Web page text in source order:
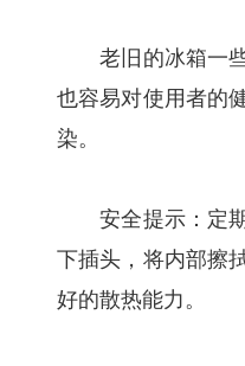
老旧的冰箱一些
也容易对使用者的
染。
安全提示：定期
下插头，将内部擦
好的散热能力。